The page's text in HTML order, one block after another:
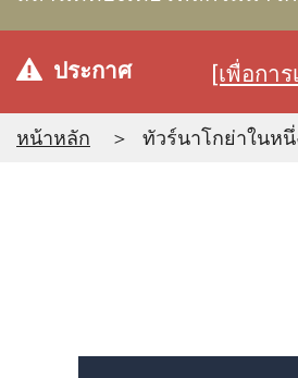
ประกาศ [เพื่อกา
หน้าหลัก ทัวร์นาโกย่าในห